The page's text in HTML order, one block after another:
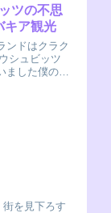
バスの交通
すね。勘違
ツの不思
キア観光
ンドはクラク
シュビッツ
ました僕のア
を見下ろす